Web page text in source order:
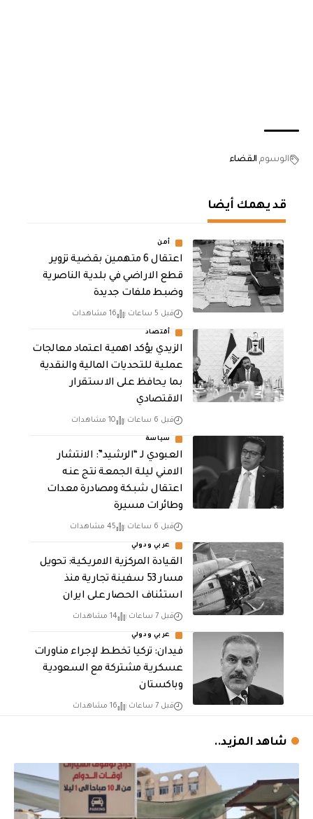
الوسوم القضاء
قد يهمك أيضا
أمن
اعتقال 6 متهمين بقضية تزوير
قطع الاراضي في بلدية الناصرية
وضبط ملفات جديدة
قبل 5 ساعات 16 مشاهدات
أقتصاد
الزيدي يؤكد اهمية اعتماد معالجات
عملية للتحديات المالية والنقدية
بما يحافظ على الاستقرار
الاقتصادي
قبل 6 ساعات 10 مشاهدات
سياسة
العبودي لـ “الرشيد”: الانتشار
الامني ليلة الجمعة نتج عنه
اعتقال شبكة ومصادرة معدات
وطائرات مسيرة
قبل 6 ساعات 45 مشاهدات
عربي ودولي
القيادة المركزية الامريكية: تحويل
مسار 53 سفينة تجارية منذ
استئناف الحصار على ايران
قبل 7 ساعات 14 مشاهدات
عربي ودولي
فيدان: تركيا تخطط لإجراء مناورات
عسكرية مشتركة مع السعودية
وباكستان
قبل 7 ساعات 16 مشاهدات
شاهد المزيد..